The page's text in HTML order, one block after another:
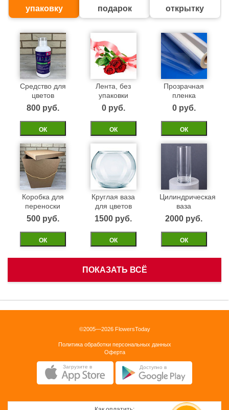
упаковку
подарок
открытку
Средство для
цветов
800 pуб.
ОК
Лента, без
упаковки
0 pуб.
ОК
Прозрачная
пленка
0 pуб.
ОК
Коробка для
переноски
500 pуб.
ОК
Круглая ваза
для цветов
1500 pуб.
ОК
Цилиндрическая
ваза
2000 pуб.
ОК
коробка 40см
ОК ОК
ПОКАЗАТЬ ВСЁ
©2005—2026 FlowersToday
Политика обработки персональных данных
Оферта
Загрузите в Доступно в